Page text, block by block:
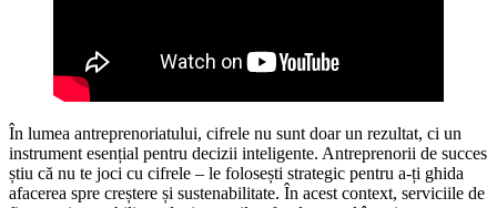
În lumea antreprenoriatului, cifrele nu sunt doar un rezultat, ci un
instrument esențial pentru decizii inteligente. Antreprenorii de succes
știu că nu te joci cu cifrele – le folosești strategic pentru a-ți ghida
afacerea spre creștere și sustenabilitate. În acest context, serviciile de